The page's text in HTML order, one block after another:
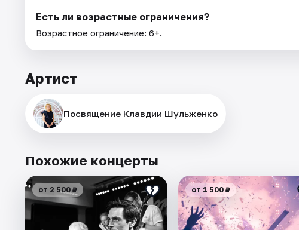
Есть ли возрастные ограничения?
Возрастное ограничение: 6+.
Артист
Посвящение Клавдии Шульженко
Похожие концерты
от 2 500 ₽ от 1 500 ₽